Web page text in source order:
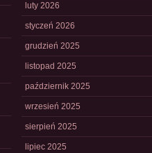
luty 2026
styczeń 2026
grudzień 2025
listopad 2025
październik 2025
wrzesień 2025
sierpień 2025
lipiec 2025